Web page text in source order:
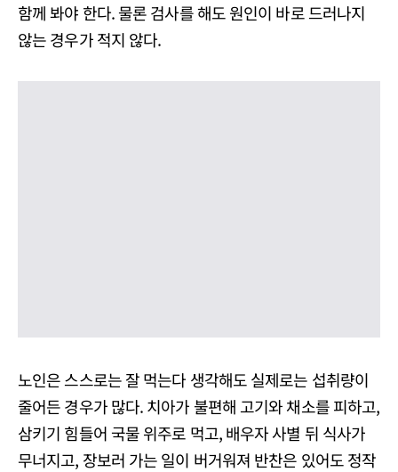
함께 봐야 한다. 물론 검사를 해도 원인이 바로 드러나지
않는 경우가 적지 않다.
노인은 스스로는 잘 먹는다 생각해도 실제로는 섭취량이
줄어든 경우가 많다. 치아가 불편해 고기와 채소를 피하고,
삼키기 힘들어 국물 위주로 먹고, 배우자 사별 뒤 식사가
무너지고, 장보러 가는 일이 버거워져 반찬은 있어도 정작